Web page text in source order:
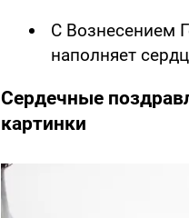
С Вознесением
наполняет
Сердечные
картинки